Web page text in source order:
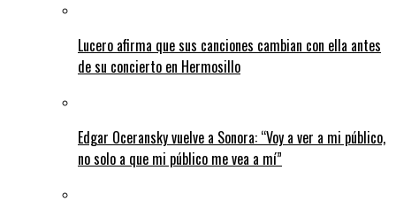
Lucero afirma que sus canciones cambian con ella antes
de su concierto en Hermosillo
Edgar Oceransky vuelve a Sonora: “Voy a ver a mi público,
no solo a que mi público me vea a mí”